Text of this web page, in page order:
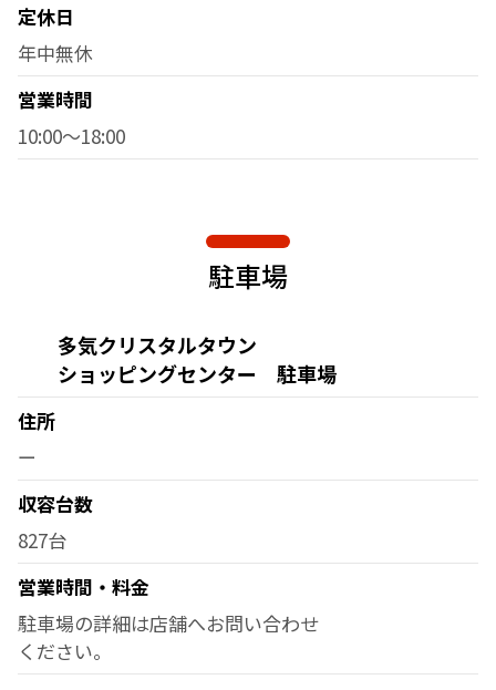
定休日
年中無休
営業時間
10:00～18:00
駐車場
多気クリスタルタウン
ショッピングセンター 駐車場
住所
ー
収容台数
827台
営業時間・料金
駐車場の詳細は店舗へお問い合わせ
ください。